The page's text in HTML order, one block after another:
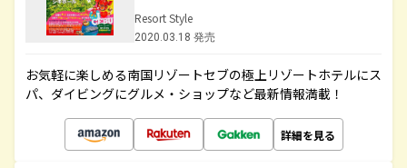
Resort Style
2020.03.18 発売
お気軽に楽しめる南国リゾートセブの極上リゾートホテルにス
パ、ダイビングにグルメ・ショップなど最新情報満載！
詳細を見る